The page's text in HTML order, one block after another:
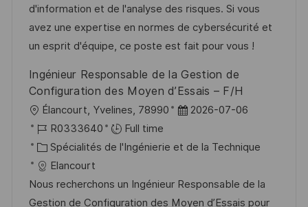
a
t
i
n
f
f
i
h
n
c
e
u
s
e
o
r
i
d'information et de l'analyse des risques. Si vous
avez une expertise en normes de cybersécurité et
un esprit d'équipe, ce poste est fait pour vous !
Ingénieur Responsable de la Gestion de
Configuration des Moyen d’Essais – F/H
o
c
a
l
i
Élancourt, Yvelines, 78990
D
t
d
’
2026-07-06
R
é
f
é
r
R0333640
Full time
C
a
t
é
Spécialités de l'Ingénierie et de la Technique
Elancourt
Nous recherchons un Ingénieur Responsable de la
Gestion de Configuration des Moyen d’Essais pour